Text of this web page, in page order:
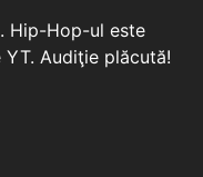
Hip-Hop-ul este
Audiţie plăcută!